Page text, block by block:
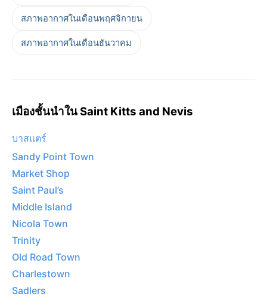
สภาพอากาศในเดือนพฤศจิกายน
สภาพอากาศในเดือนธันวาคม
เมืองชั้นนำใน Saint Kitts and Nevis
บาสแตร์
Sandy Point Town
Market Shop
Saint Paul’s
Middle Island
Nicola Town
Trinity
Old Road Town
Charlestown
Sadlers